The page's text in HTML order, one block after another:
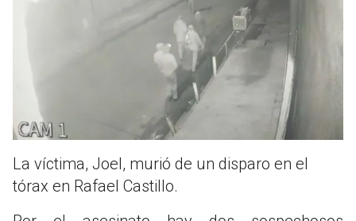
La víctima, Joel, murió de un disparo en el
tórax en Rafael Castillo.